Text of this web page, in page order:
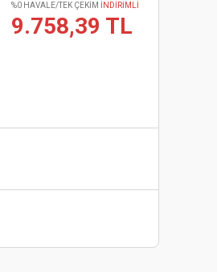
%0 HAVALE/TEK ÇEKİM İNDİRİMLİ
9.758,39 TL